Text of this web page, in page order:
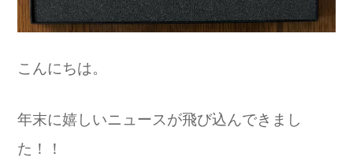
こんにちは。
年末に嬉しいニュースが飛び込んできまし
た！！